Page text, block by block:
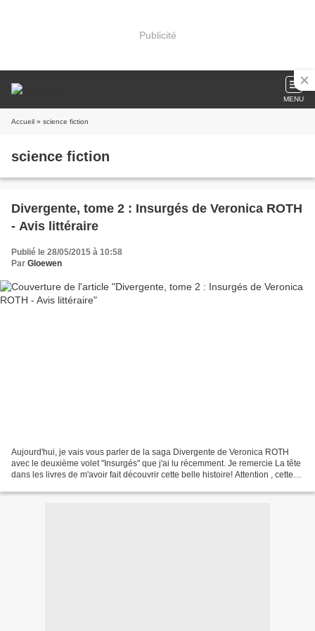
Publicité
MENU
Accueil » science fiction
science fiction
Divergente, tome 2 : Insurgés de Veronica ROTH
- Avis littéraire
Publié le 28/05/2015 à 10:58
Par Gloewen
Aujourd'hui, je vais vous parler de la saga Divergente de Veronica ROTH
avec le deuxième volet "Insurgés" que j'ai lu récemment. Je remercie La tête
dans les livres de m'avoir fait découvrir cette belle histoire! Attention , cette